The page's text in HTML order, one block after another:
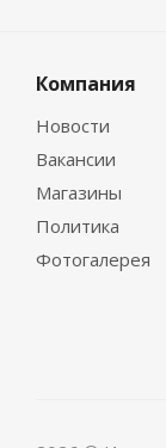
Компания
Новости
Вакансии
Магазины
Политика
Фотогалерея